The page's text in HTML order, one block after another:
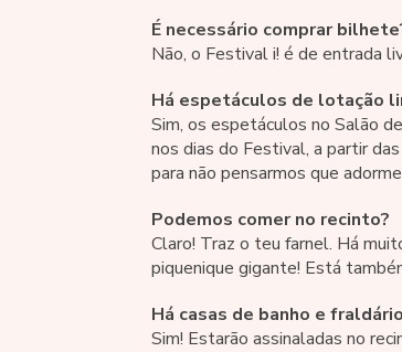
É necessário comprar
Não, o Festival i! é de entrada
Há espetáculos de lotação
Sim, os espetáculos no Salão
nos dias do Festival, a partir
para não pensarmos que
Podemos comer no recinto?
Claro! Traz o teu farnel. Há
piquenique gigante! Está
Há casas de banho e
Sim! Estarão assinaladas no